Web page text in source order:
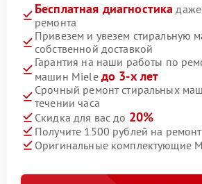
Бесплатная диагностика даже
ремонта
Привезем и увезем стиральную
собственной доставкой
Гарантия на наши работы по
машин Miele до 3-х лет
Срочный ремонт стиральных
течении часа
Скидка для вас до 20%
Получите 1500 рублей на ремонт
Оригинальные комплектующие